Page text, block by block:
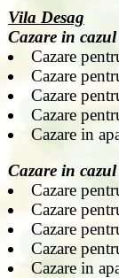
Vila Desag
Cazare in
Cazare
Cazare
Cazare
Cazare
Cazare in
Cazare in
Cazare
Cazare
Cazare
Cazare
Cazare in